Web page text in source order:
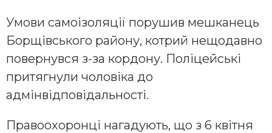
Умови самоізоляції порушив мешканець
Борщівського району, котрий нещодавно
повернувся з-за кордону. Поліцейські
притягнули чоловіка до
адмінвідповідальності.
Правоохоронці нагадують, що з 6 квітня